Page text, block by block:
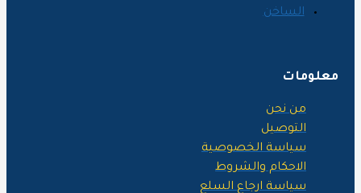
من نحن
التوصيل
سياسة الخصوصية
الاحكام والشروط
سياسة ارجاع السلع